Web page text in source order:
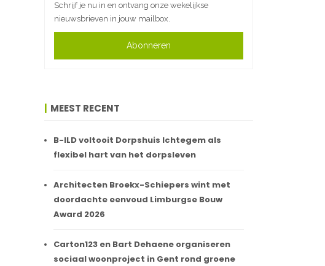
Schrijf je nu in en ontvang onze wekelijkse
nieuwsbrieven in jouw mailbox.
Abonneren
MEEST RECENT
B-ILD voltooit Dorpshuis Ichtegem als
flexibel hart van het dorpsleven
Architecten Broekx-Schiepers wint met
doordachte eenvoud Limburgse Bouw
Award 2026
Carton123 en Bart Dehaene organiseren
sociaal woonproject in Gent rond groene